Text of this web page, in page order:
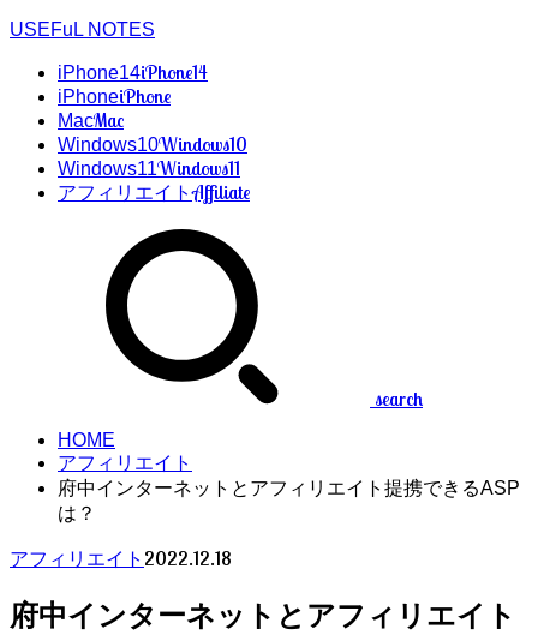
USEFuL NOTES
iPhone14iPhone14
iPhoneiPhone
MacMac
Windows10Windows10
Windows11Windows11
アフィリエイトAffiliate
search
HOME
アフィリエイト
府中インターネットとアフィリエイト提携できるASP
は？
アフィリエイト 2022.12.18
府中インターネットとアフィリエイト